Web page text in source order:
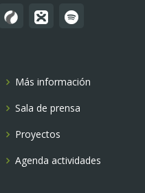
Más información
Sala de prensa
Proyectos
Agenda actividades